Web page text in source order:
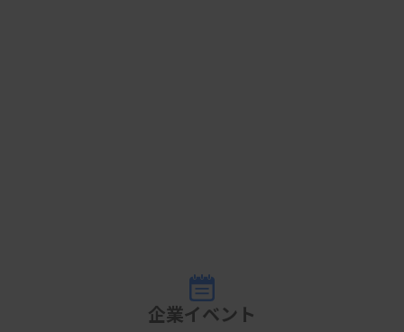
企業イベント